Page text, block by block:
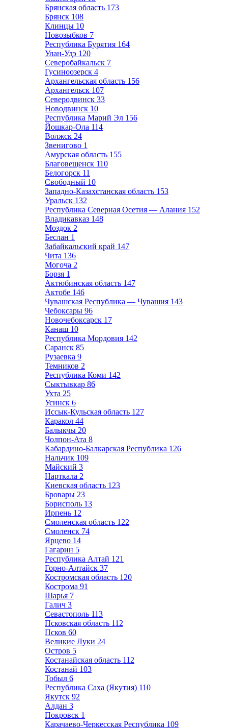
Брянская область 173
Брянск 108
Клинцы 10
Новозыбков 7
Республика Бурятия 164
Улан-Удэ 120
Северобайкальск 7
Гусиноозерск 4
Архангельская область 156
Архангельск 107
Северодвинск 33
Новодвинск 10
Республика Марий Эл 156
Йошкар-Ола 114
Волжск 24
Звенигово 1
Амурская область 155
Благовещенск 110
Белогорск 11
Свободный 10
Западно-Казахстанская область 153
Уральск 132
Республика Северная Осетия — Алания 152
Владикавказ 148
Моздок 2
Беслан 1
Забайкальский край 147
Чита 136
Могоча 2
Борзя 1
Актюбинская область 147
Актобе 146
Чувашская Республика — Чувашия 143
Чебоксары 96
Новочебоксарск 17
Канаш 10
Республика Мордовия 142
Саранск 85
Рузаевка 9
Темников 2
Республика Коми 142
Сыктывкар 86
Ухта 25
Усинск 6
Иссык-Кульская область 127
Каракол 44
Балыкчы 20
Чолпон-Ата 8
Кабардино-Балкарская Республика 126
Нальчик 109
Майский 3
Нарткала 2
Киевская область 123
Бровары 23
Борисполь 13
Ирпень 12
Смоленская область 122
Смоленск 74
Ярцево 14
Гагарин 5
Республика Алтай 121
Горно-Алтайск 37
Костромская область 120
Кострома 91
Шарья 7
Галич 3
Севастополь 113
Псковская область 112
Псков 60
Великие Луки 24
Остров 5
Костанайская область 112
Костанай 103
Тобыл 6
Республика Саха (Якутия) 110
Якутск 92
Алдан 3
Покровск 1
Карачаево-Черкесская Республика 109